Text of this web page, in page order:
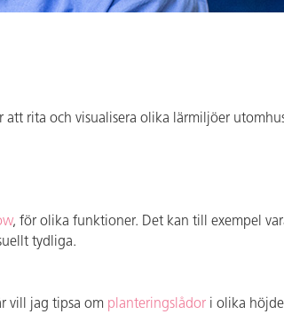
rita och visualisera olika lärmiljöer
, för olika funktioner. Det kan till exempel
tydliga.
vill jag tipsa om planteringslådor i olika